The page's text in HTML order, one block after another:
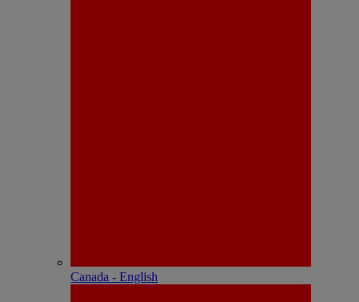
Canada - English